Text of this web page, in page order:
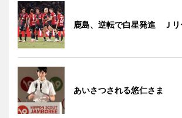
鹿島、逆転で白星発進 Ｊリ
あいさつされる悠仁さま